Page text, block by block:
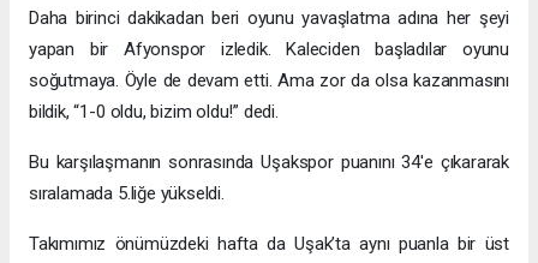
Daha birinci dakikadan beri oyunu yavaşlatma adına her şeyi
yapan bir Afyonspor izledik. Kaleciden başladılar oyunu
soğutmaya. Öyle de devam etti. Ama zor da olsa kazanmasını
bildik, “1-0 oldu, bizim oldu!” dedi.
Bu karşılaşmanın sonrasında Uşakspor puanını 34'e çıkararak
sıralamada 5.liğe yükseldi.
Takımımız önümüzdeki hafta da Uşak’ta aynı puanla bir üst